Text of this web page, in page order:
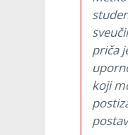
priča
koji